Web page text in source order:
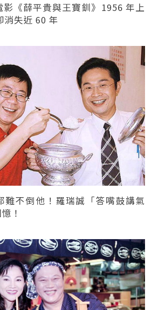
影《薛平貴與王寶釧》1956 年上
消失近 60 年
難不倒他！羅瑞誠「答嘴鼓講氣
！